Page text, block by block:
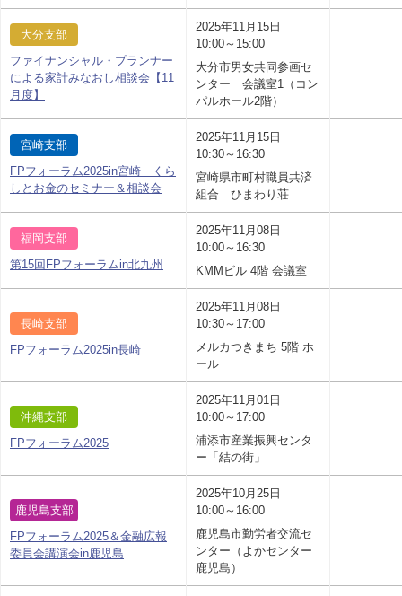
大分支部
ファイナンシャル・プランナー
による家計みなおし相談会【11
月度】
2025年11月15日
10:00～15:00
大分市男女共同参画セ
ンター 会議室1（コン
パルホール2階）
宮崎支部
FPフォーラム2025in宮崎 くら
しとお金のセミナー＆相談会
2025年11月15日
10:30～16:30
宮崎県市町村職員共済
組合 ひまわり荘
福岡支部
第15回FPフォーラムin北九州
2025年11月08日
10:00～16:30
KMMビル 4階 会議室
長崎支部
FPフォーラム2025in長崎
2025年11月08日
10:30～17:00
メルカつきまち 5階 ホ
ール
沖縄支部
FPフォーラム2025
2025年11月01日
10:00～17:00
浦添市産業振興センタ
ー「結の街」
鹿児島支部
FPフォーラム2025＆金融広報
委員会講演会in鹿児島
2025年10月25日
10:00～16:00
鹿児島市勤労者交流セ
ンター（よかセンター
鹿児島）